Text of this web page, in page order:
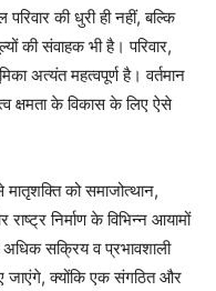
की धुरी ही नहीं, बल्कि
की संवाहक भी है। परिवार,
अत्यंत महत्वपूर्ण है। वर्तमान
के विकास के लिए ऐसे
को समाजोत्थान,
राष्ट्र निर्माण के विभिन्न आयामों
सक्रिय व प्रभावशाली
जाएंगे, क्योंकि एक संगठित और